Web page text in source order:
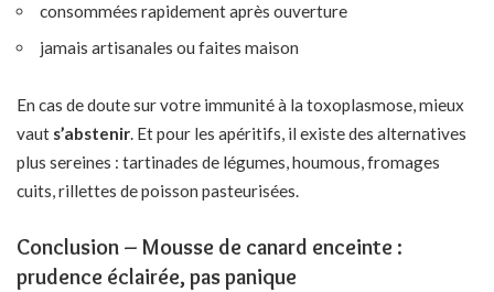
consommées rapidement après ouverture
jamais artisanales ou faites maison
En cas de doute sur votre immunité à la toxoplasmose, mieux
vaut s’abstenir. Et pour les apéritifs, il existe des alternatives
plus sereines : tartinades de légumes, houmous, fromages
cuits, rillettes de poisson pasteurisées.
Conclusion – Mousse de canard enceinte :
prudence éclairée, pas panique